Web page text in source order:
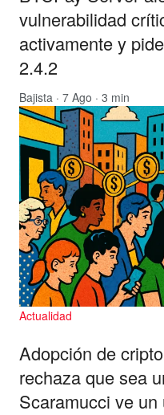
vulnerabilidad
activamente y
2.4.2
Bajista · 7 Ago · 3 min
Actualidad
Adopción de
rechaza que sea
Scaramucci ve